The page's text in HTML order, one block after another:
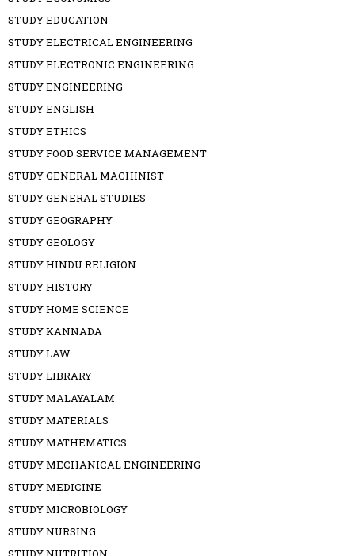
STUDY EDUCATION
STUDY ELECTRICAL ENGINEERING
STUDY ELECTRONIC ENGINEERING
STUDY ENGINEERING
STUDY ENGLISH
STUDY ETHICS
STUDY FOOD SERVICE MANAGEMENT
STUDY GENERAL MACHINIST
STUDY GENERAL STUDIES
STUDY GEOGRAPHY
STUDY GEOLOGY
STUDY HINDU RELIGION
STUDY HISTORY
STUDY HOME SCIENCE
STUDY KANNADA
STUDY LAW
STUDY LIBRARY
STUDY MALAYALAM
STUDY MATERIALS
STUDY MATHEMATICS
STUDY MECHANICAL ENGINEERING
STUDY MEDICINE
STUDY MICROBIOLOGY
STUDY NURSING